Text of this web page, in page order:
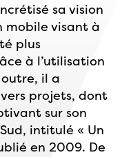
sa vision
visant à
plus
à l’utilisation
il a
projets, dont
sur son
intitulé « Un
en 2009. De